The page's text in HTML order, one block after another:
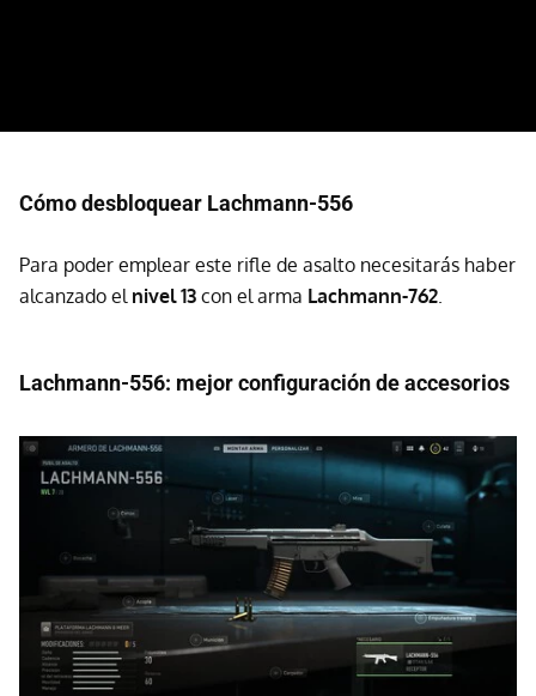
Cómo desbloquear Lachmann-556
Para poder emplear este rifle de asalto necesitarás haber
alcanzado el nivel 13 con el arma Lachmann-762
Lachmann-556: mejor configuración de accesorios